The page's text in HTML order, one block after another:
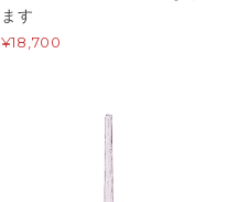
ます
¥18,700